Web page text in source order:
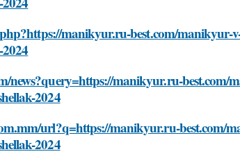
manikyur.ru-best.com/manikyur-
news?query=https://manikyur.ru-
2024
url?q=https://manikyur.ru-best.com/
2024